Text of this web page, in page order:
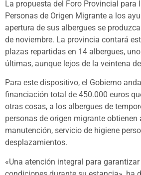
La propuesta del Foro Provincial para
Personas de Origen Migrante a los
apertura de sus albergues se
de noviembre. La provincia contará
plazas repartidas en 14 albergues,
últimas, aunque lejos de la veintena
Para este dispositivo, el Gobierno
financiación total de 450.000 euros
otras cosas, a los albergues de
personas de origen migrante obtienen
manutención, servicio de higiene
desplazamientos.
«Una atención integral para